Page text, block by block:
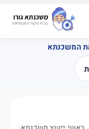
המשכנתא